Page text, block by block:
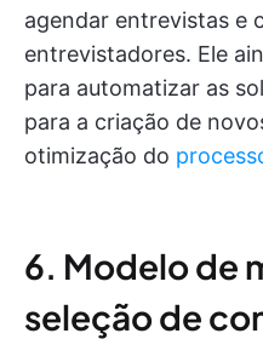
agendar entrevistas e
entrevistadores. Ele
para automatizar as
para a criação de
otimização do
6. Modelo de
seleção de